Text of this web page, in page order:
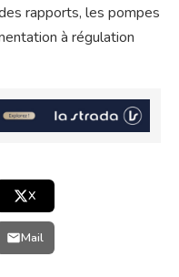
rapports, les pompes
à régulation
X
Mail